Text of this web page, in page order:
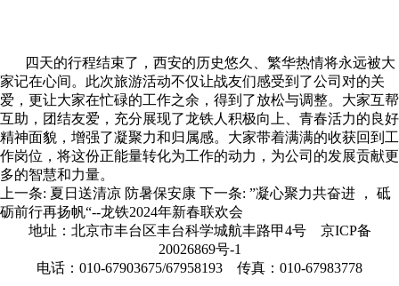
四天的行程结束了，西安的历史悠久、繁华热情将永远被大
家记在心间。此次旅游活动不仅让战友们感受到了公司对的关
爱，更让大家在忙碌的工作之余，得到了放松与调整。大家互帮
互助，团结友爱，充分展现了龙铁人积极向上、青春活力的良好
精神面貌，增强了凝聚力和归属感。大家带着满满的收获回到工
作岗位，将这份正能量转化为工作的动力，为公司的发展贡献更
多的智慧和力量。
上一条: 夏日送清凉 防暑保安康 下一条: ”凝心聚力共奋进 ， 砥
砺前行再扬帆“--龙铁2024年新春联欢会
地址：北京市丰台区丰台科学城航丰路甲4号 京ICP备
20026869号-1
电话：010-67903675/67958193 传真：010-67983778